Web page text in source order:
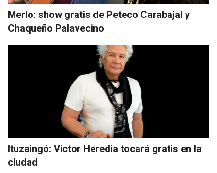
Merlo: show gratis de Peteco Carabajal y
Chaqueño Palavecino
Ituzaingó: Víctor Heredia tocará gratis en la
ciudad